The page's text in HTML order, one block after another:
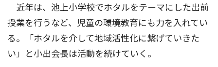
近年は、池上小学校でホタルをテーマにした出前
授業を行うなど、児童の環境教育にも力を入れてい
る。「ホタルを介して地域活性化に繋げていきた
い」と小出会長は活動を続けていく。